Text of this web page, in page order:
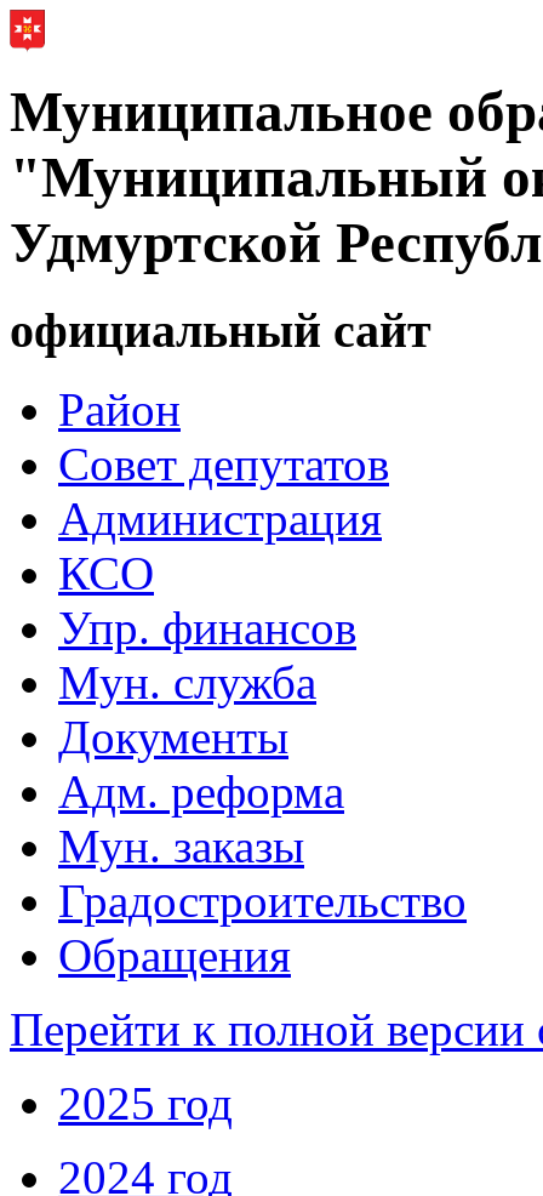
Муниципальное
"Муниципальный
Удмуртской
официальный сайт
Район
Совет депутатов
Администрация
КСО
Упр. финансов
Мун. служба
Документы
Адм. реформа
Мун. заказы
Градостроительство
Обращения
Перейти к полной версии
2025 год
2024 год